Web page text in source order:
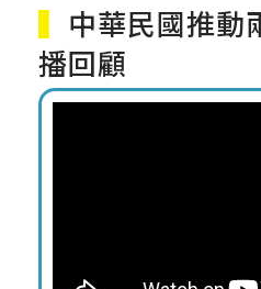
▍ 中華民國推動
播回顧